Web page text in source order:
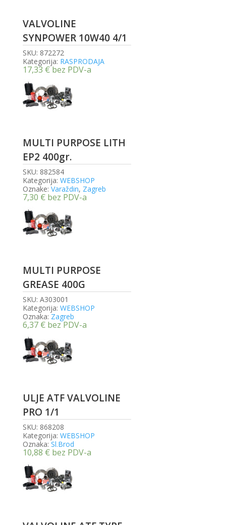
VALVOLINE
SYNPOWER 10W40 4/1
SKU: 872272
Kategorija: RASPRODAJA
17,33 €bez PDV-a
MULTI PURPOSE LITH
EP2 400gr.
SKU: 882584
Kategorija: WEBSHOP
Oznake: Varaždin, Zagreb
7,30 € bez PDV-a
MULTI PURPOSE
GREASE 400G
SKU: A303001
Kategorija: WEBSHOP
Oznaka: Zagreb
6,37 € bez PDV-a
ULJE ATF VALVOLINE
PRO 1/1
SKU: 868208
Kategorija: WEBSHOP
Oznaka: Sl.Brod
10,88 € bez PDV-a